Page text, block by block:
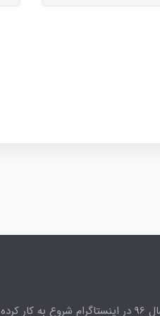
پیج کره بیوتی 96 از مرداد سال 96 در اینستاگرام شروع به کار